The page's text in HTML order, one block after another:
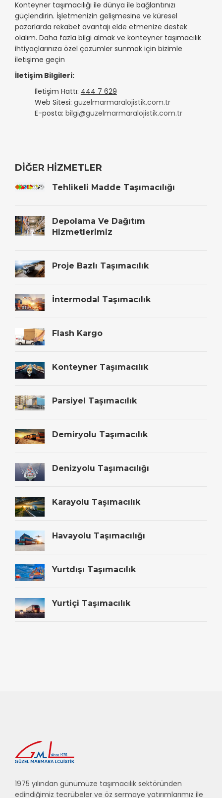
Konteyner taşımacılığı ile dünya ile bağlantınızı
güçlendirin. İşletmenizin gelişmesine ve küresel
pazarlarda rekabet avantajı elde etmenize destek
olalım. Daha fazla bilgi almak ve konteyner taşımacılık
ihtiyaçlarınıza özel çözümler sunmak için bizimle
iletişime geçin
İletişim Bilgileri:
İletişim Hattı: 444 7 629
Web Sitesi: guzelmarmaralojistik.com.tr
E-posta: bilgi@guzelmarmaralojistik.com.tr
DIĞER HIZMETLER
Tehlikeli Madde Taşımacılığı
Depolama Ve Dağıtım
Hizmetlerimiz
Proje Bazlı Taşımacılık
İntermodal Taşımacılık
Flash Kargo
Konteyner Taşımacılık
Parsiyel Taşımacılık
Demiryolu Taşımacılık
Denizyolu Taşımacılığı
Karayolu Taşımacılık
Havayolu Taşımacılığı
Yurtdışı Taşımacılık
Yurtiçi Taşımacılık
1975 yılından günümüze taşımacılık sektöründen
edindiğimiz tecrübeler ve öz sermaye yatırımlarımız ile